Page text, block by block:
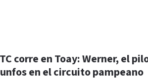
corre en Toay: Werner, el
en el circuito pampeano